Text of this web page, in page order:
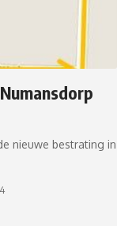
nieuwe bestrating in